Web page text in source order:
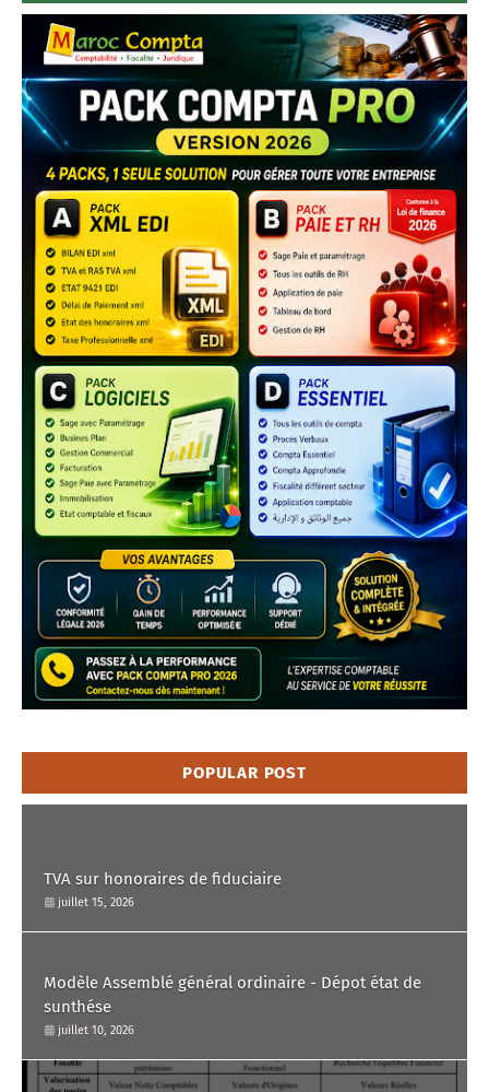
POPULAR POST
TVA sur honoraires de fiduciaire
juillet 15, 2026
Modèle Assemblé général ordinaire - Dépot état de
sunthése
juillet 10, 2026